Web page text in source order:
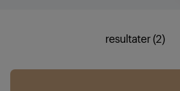
resultater (2)